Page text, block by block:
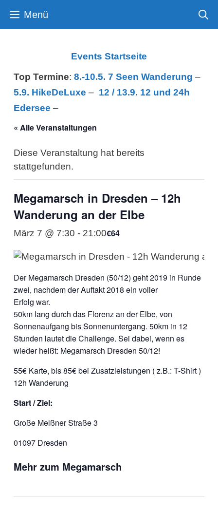
Inhalt Menü
Events Startseite
Top Termine: 8.-10.5. 7 Seen Wanderung –
5.9. HikeDeLuxe – 12 / 13.9. 12 und 24h
Edersee –
« Alle Veranstaltungen
Diese Veranstaltung hat bereits
stattgefunden.
Megamarsch in Dresden – 12h
Wanderung an der Elbe
März 7 @ 7:30 - 21:00€64
Der Megamarsch Dresden (50/12) geht 2019 in Runde
zwei, nachdem der Auftakt 2018 ein voller
Erfolg war.
50km lang durch das Florenz an der Elbe, von
Sonnenaufgang bis Sonnenuntergang. 50km in 12
Stunden lautet die Challenge. Sei dabei, wenn es
wieder heißt: Megamarsch Dresden 50/12!
55€ Karte, bis 85€ bei Zusatzleistungen ( z.B.: T-Shirt )
12h Wanderung
Start / Ziel:
Große Meißner Straße 3
01097 Dresden
Mehr zum Megamarsch